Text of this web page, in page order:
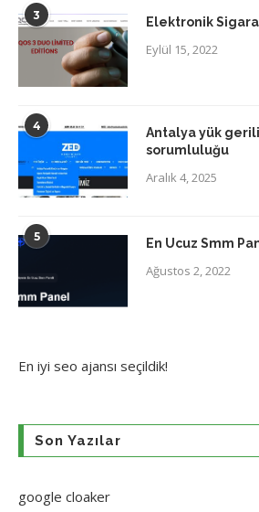
3 Elektronik
Eylül 15, 2022
4
Antalya yük
sorumluluğu
Aralık 4, 2025
5 En Ucuz Smm
Ağustos 2, 2022
En iyi seo ajansı seçildik!
Son Yazılar
google cloaker